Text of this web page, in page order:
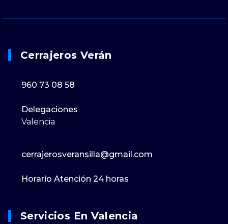
Cerrajeros Verán
960 73 08 58
Delegaciones
Valencia
cerrajerosveransilla@gmail.com
Horario Atención 24 horas
Servicios En Valencia